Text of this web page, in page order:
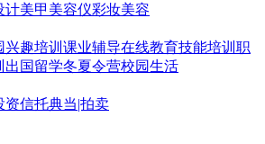
训
计美甲 美容仪彩妆美容
兴趣培训 课业辅导在线教育技能培训 职
出国留学冬夏令营校园生活
资信托典当|拍卖